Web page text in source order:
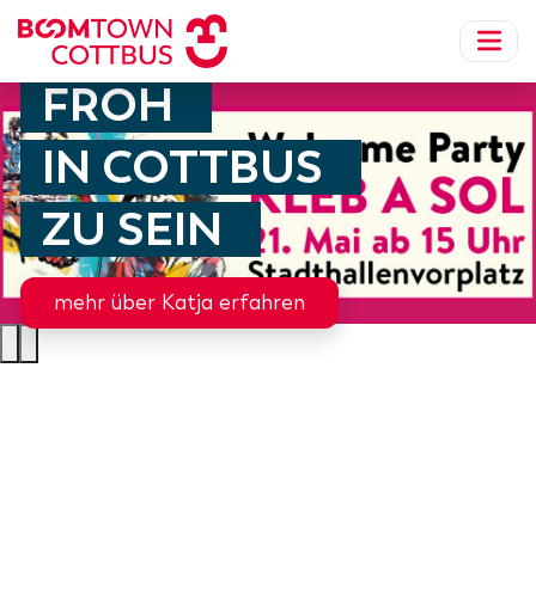
FROH
IN COTTBUS
ZU SEIN
mehr über Katja erfahren